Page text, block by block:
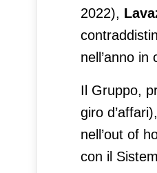
2022),
nell’anno in
Il Gruppo,
giro
nell’out of
con il